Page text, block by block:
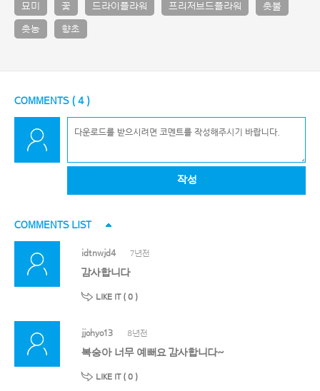
묘미 꽃 드라이플라워 프리저브드플라워 촛불
촛농 향초
COMMENTS ( 4)
작성
COMMENTS LIST
idtnwjd4 7년전
감사합니다
LIKE IT ( 0 )
jjohyo13 8년전
복숭아 너무 예뻐요 감사합니다~
LIKE IT ( 0 )